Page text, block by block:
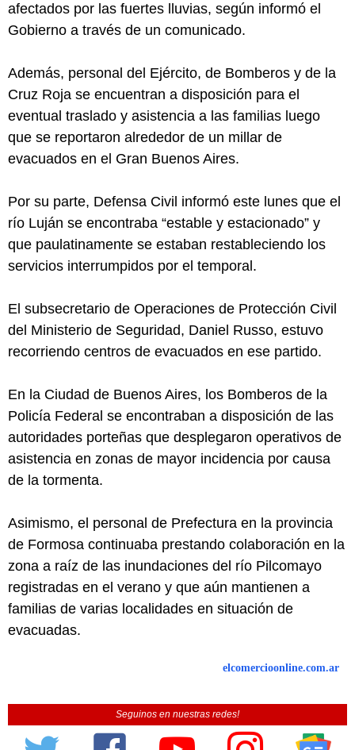
afectados por las fuertes lluvias, según informó el
Gobierno a través de un comunicado.
Además, personal del Ejército, de Bomberos y de la
Cruz Roja se encuentran a disposición para el
eventual traslado y asistencia a las familias luego
que se reportaron alrededor de un millar de
evacuados en el Gran Buenos Aires.
Por su parte, Defensa Civil informó este lunes que el
río Luján se encontraba “estable y estacionado” y
que paulatinamente se estaban restableciendo los
servicios interrumpidos por el temporal.
El subsecretario de Operaciones de Protección Civil
del Ministerio de Seguridad, Daniel Russo, estuvo
recorriendo centros de evacuados en ese partido.
En la Ciudad de Buenos Aires, los Bomberos de la
Policía Federal se encontraban a disposición de las
autoridades porteñas que desplegaron operativos de
asistencia en zonas de mayor incidencia por causa
de la tormenta.
Asimismo, el personal de Prefectura en la provincia
de Formosa continuaba prestando colaboración en la
zona a raíz de las inundaciones del río Pilcomayo
registradas en el verano y que aún mantienen a
familias de varias localidades en situación de
evacuadas.
elcomercioonline.com.ar
Seguinos en nuestras redes!